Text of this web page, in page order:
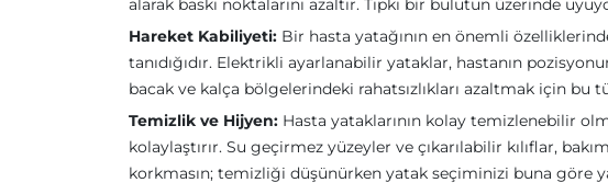
alarak baskı noktalarını azaltır. Tıpkı bir bulutun üzerinde
Hareket Kabiliyeti: Bir hasta yatağının en önemli
tanıdığıdır. Elektrikli ayarlanabilir yataklar, hastanın
bacak ve kalça bölgelerindeki rahatsızlıkları azaltmak için bu
Temizlik ve Hijyen: Hasta yataklarının kolay temizlenebilir
kolaylaştırır. Su geçirmez yüzeyler ve çıkarılabilir kılıflar,
korkmasın; temizliği düşünürken yatak seçiminizi buna göre